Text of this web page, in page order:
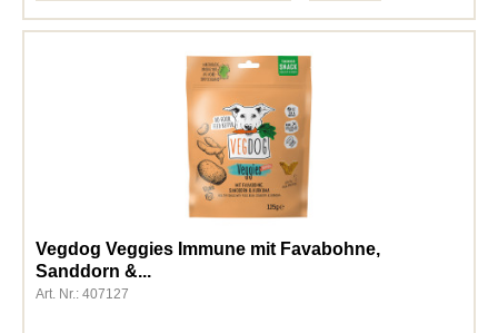
Vegdog Veggies Immune mit Favabohne,
Sanddorn &...
Art. Nr.: 407127